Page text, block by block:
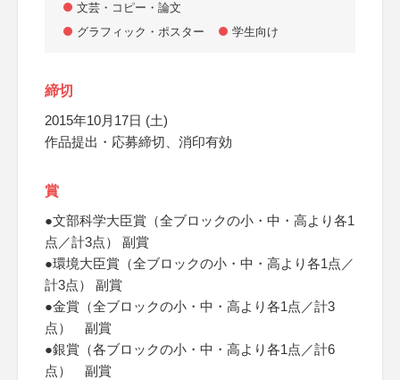
文芸・コピー・論文
グラフィック・ポスター
学生向け
締切
2015年10月17日 (土)
作品提出・応募締切、消印有効
賞
●文部科学大臣賞（全ブロックの小・中・高より各1
点／計3点） 副賞
●環境大臣賞（全ブロックの小・中・高より各1点／
計3点） 副賞
●金賞（全ブロックの小・中・高より各1点／計3
点） 副賞
●銀賞（各ブロックの小・中・高より各1点／計6
点） 副賞